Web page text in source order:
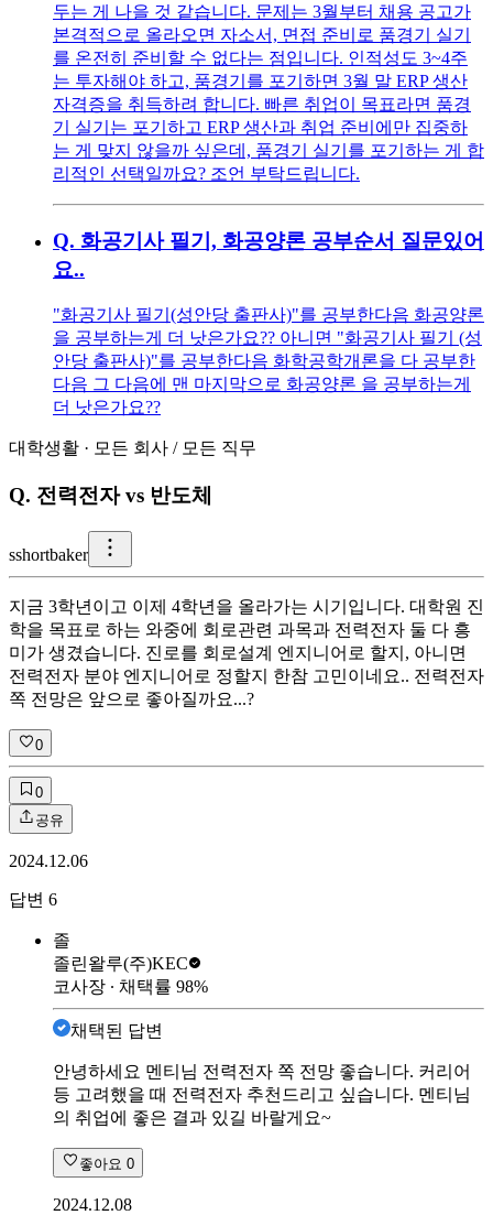
두는 게 나을 것 같습니다. 문제는 3월부터 채용 공고가
본격적으로 올라오면 자소서, 면접 준비로 품경기 실기
를 온전히 준비할 수 없다는 점입니다. 인적성도 3~4주
는 투자해야 하고, 품경기를 포기하면 3월 말 ERP 생산
자격증을 취득하려 합니다. 빠른 취업이 목표라면 품경
기 실기는 포기하고 ERP 생산과 취업 준비에만 집중하
는 게 맞지 않을까 싶은데, 품경기 실기를 포기하는 게 합
리적인 선택일까요? 조언 부탁드립니다.
Q. 화공기사 필기, 화공양론 공부순서 질문있어
요..
"화공기사 필기(성안당 출판사)"를 공부한다음 화공양론
을 공부하는게 더 낫은가요?? 아니면 "화공기사 필기 (성
안당 출판사)"를 공부한다음 화학공학개론을 다 공부한
다음 그 다음에 맨 마지막으로 화공양론 을 공부하는게
더 낫은가요??
대학생활 · 모든 회사 / 모든 직무
Q. 전력전자 vs 반도체
sshortbaker
지금 3학년이고 이제 4학년을 올라가는 시기입니다. 대학원 진
학을 목표로 하는 와중에 회로관련 과목과 전력전자 둘 다 흥
미가 생겼습니다. 진로를 회로설계 엔지니어로 할지, 아니면
전력전자 분야 엔지니어로 정할지 한참 고민이네요.. 전력전자
쪽 전망은 앞으로 좋아질까요...?
0
0
공유
2024.12.06
답변 6
졸
졸린왈루(주)KEC
코사장 ∙ 채택률 98%
채택된 답변
안녕하세요 멘티님 전력전자 쪽 전망 좋습니다. 커리어
등 고려했을 때 전력전자 추천드리고 싶습니다. 멘티님
의 취업에 좋은 결과 있길 바랄게요~
좋아요 0
2024.12.08